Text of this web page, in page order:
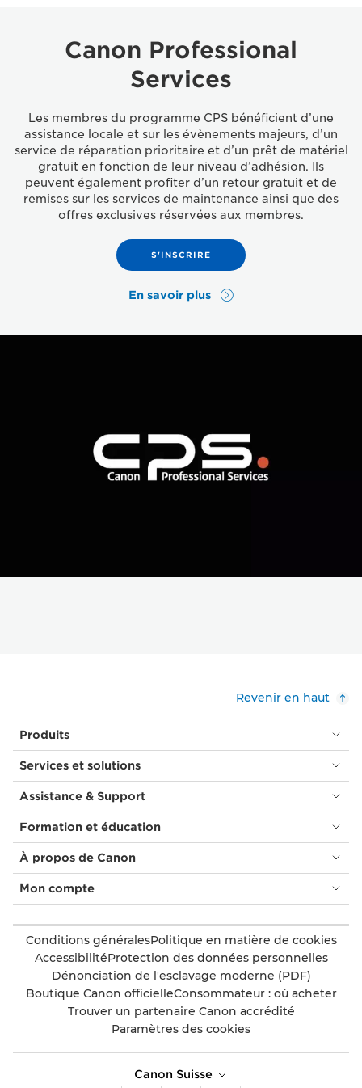
Canon Professional
Services
Les membres du programme CPS bénéficient d’une
assistance locale et sur les évènements majeurs, d’un
service de réparation prioritaire et d’un prêt de matériel
gratuit en fonction de leur niveau d’adhésion. Ils
peuvent également profiter d’un retour gratuit et de
remises sur les services de maintenance ainsi que des
offres exclusives réservées aux membres.
S'INSCRIRE
En savoir plus
Revenir en haut
Produits
Services et solutions
Assistance & Support
Formation et éducation
À propos de Canon
Mon compte
Conditions généralesPolitique en matière de cookies
AccessibilitéProtection des données personnelles
Dénonciation de l'esclavage moderne (PDF)
Boutique Canon officielleConsommateur : où acheter
Trouver un partenaire Canon accrédité
Paramètres des cookies
Canon Suisse